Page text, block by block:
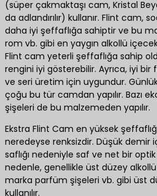
(süper çakmaktaşı cam, Kristal
da adlandırılır) kullanır. Flint cam,
daha iyi şeffaflığa sahiptir ve bu
rom vb. gibi en yaygın alkollü
Flint cam yeterli şeffaflığa sahip
rengini iyi gösterebilir. Ayrıca, iyi
ve seri üretim için uygundur.
çoğu bu tür camdan yapılır. Bazı
şişeleri de bu malzemeden yapılır.
Ekstra Flint Cam en yüksek
neredeyse renksizdir. Düşük demir
saflığı nedeniyle saf ve net bir
nedenle, genellikle üst düzey
marka parfüm şişeleri vb. gibi üst
kullanılır.